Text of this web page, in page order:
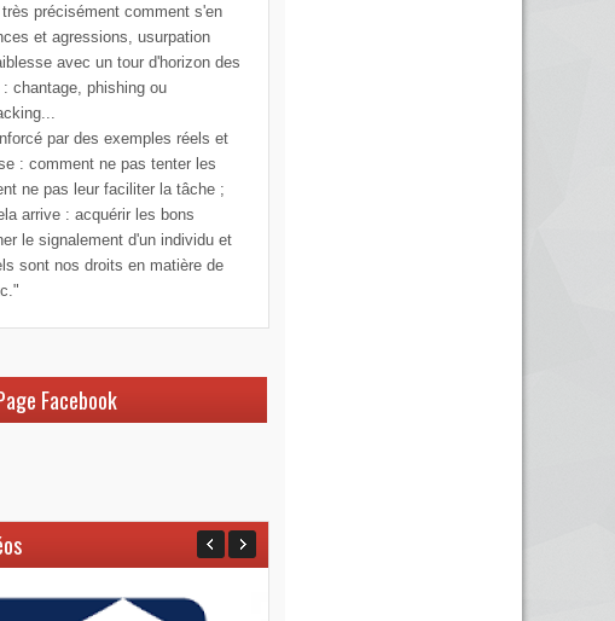
précisément comment s'en
et agressions, usurpation
avec un tour d'horizon des
chantage, phishing ou
par des exemples réels et
: comment ne pas tenter les
ne pas leur faciliter la tâche ;
arrive : acquérir les bons
le signalement d'un individu et
sont nos droits en matière de
Facebook